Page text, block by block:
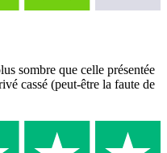
sombre que celle présentée
cassé (peut-être la faute de